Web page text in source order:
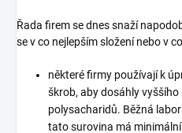
Řada firem se dnes snaží
se v co nejlepším složení nebo v
některé firmy používají k
škrob, aby dosáhly
polysacharidů. Běžná
tato surovina má